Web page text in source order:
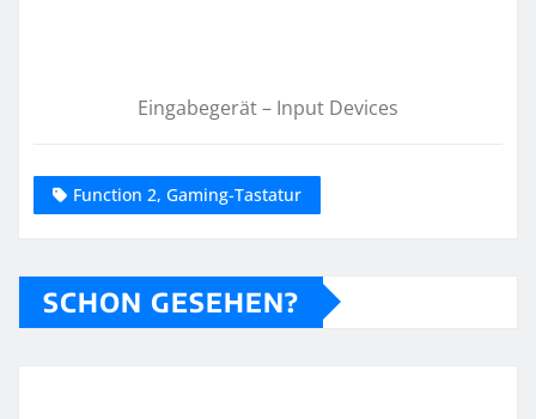
Eingabegerät – Input Devices
Function 2, Gaming-Tastatur
SCHON GESEHEN?